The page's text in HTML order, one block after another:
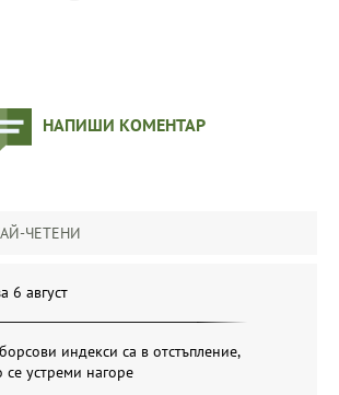
НАПИШИ КОМЕНТАР
ЧЕТЕНИ
6 август
индекси са в отстъпление,
се устреми нагоре